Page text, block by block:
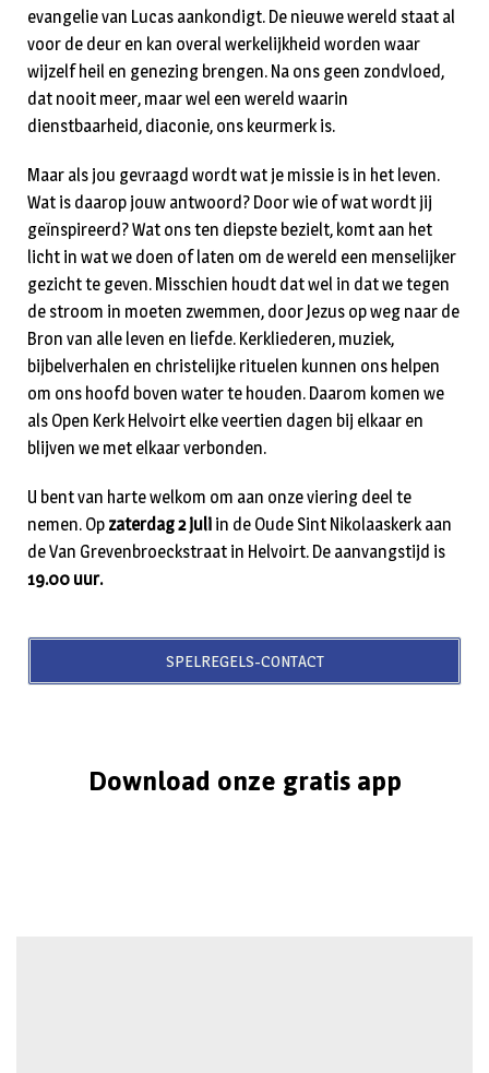
evangelie van Lucas aankondigt. De nieuwe wereld staat al
voor de deur en kan overal werkelijkheid worden waar
wijzelf heil en genezing brengen. Na ons geen zondvloed,
dat nooit meer, maar wel een wereld waarin
dienstbaarheid, diaconie, ons keurmerk is.
Maar als jou gevraagd wordt wat je missie is in het leven.
Wat is daarop jouw antwoord? Door wie of wat wordt jij
geïnspireerd? Wat ons ten diepste bezielt, komt aan het
licht in wat we doen of laten om de wereld een menselijker
gezicht te geven. Misschien houdt dat wel in dat we tegen
de stroom in moeten zwemmen, door Jezus op weg naar de
Bron van alle leven en liefde. Kerkliederen, muziek,
bijbelverhalen en christelijke rituelen kunnen ons helpen
om ons hoofd boven water te houden. Daarom komen we
als Open Kerk Helvoirt elke veertien dagen bij elkaar en
blijven we met elkaar verbonden.
U bent van harte welkom om aan onze viering deel te
nemen. Op zaterdag 2 juli in de Oude Sint Nikolaaskerk aan
de Van Grevenbroeckstraat in Helvoirt. De aanvangstijd is
19.00 uur.
SPELREGELS-CONTACT
Download onze gratis app